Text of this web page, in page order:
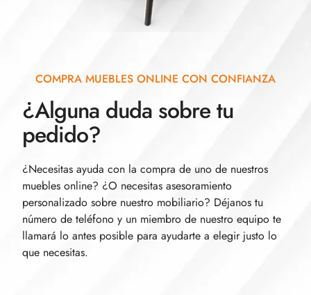
COMPRA MUEBLES ONLINE CON CONFIANZA
¿Alguna duda sobre tu
pedido?
¿Necesitas ayuda con la compra de uno de nuestros
muebles online? ¿O necesitas asesoramiento
personalizado sobre nuestro mobiliario? Déjanos tu
número de teléfono y un miembro de nuestro equipo te
llamará lo antes posible para ayudarte a elegir justo lo
que necesitas.